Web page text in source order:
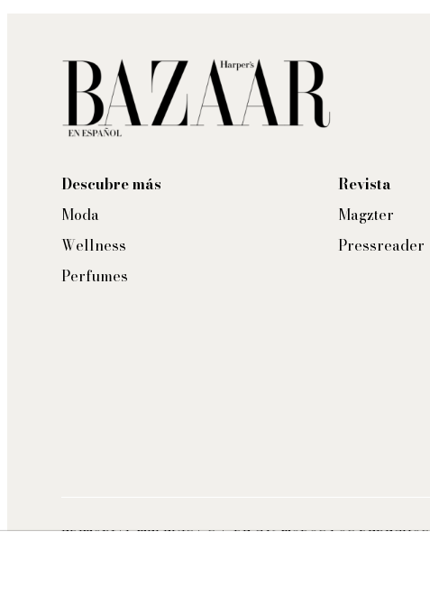
Descubre más
Moda
Wellness
Perfumes
Revista
Magzter
Pressreader
EDITORIAL TELEVISA S.A. DE C.V. TODOS LOS